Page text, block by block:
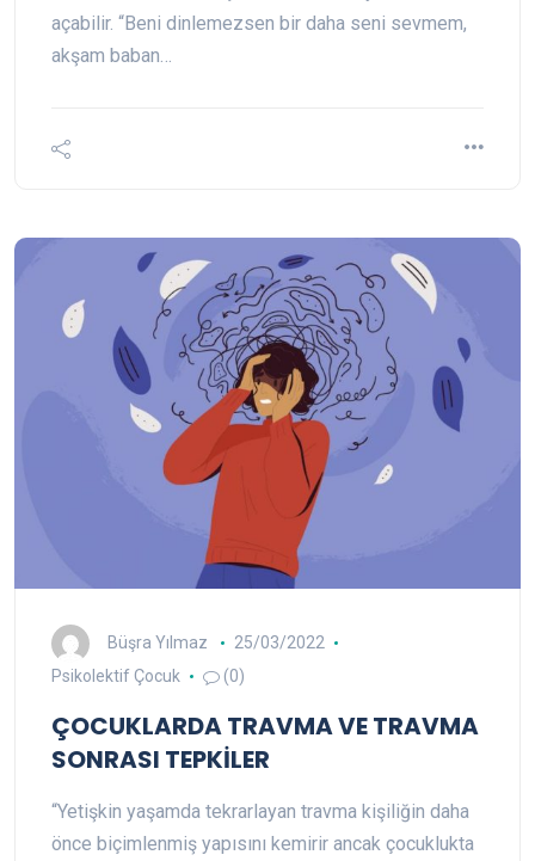
açabilir. “Beni dinlemezsen bir daha seni sevmem,
akşam baban…
Büşra Yılmaz
25/03/2022
Psikolektif Çocuk
(0)
ÇOCUKLARDA TRAVMA VE TRAVMA
SONRASI TEPKİLER
“Yetişkin yaşamda tekrarlayan travma kişiliğin daha
önce biçimlenmiş yapısını kemirir ancak çocuklukta